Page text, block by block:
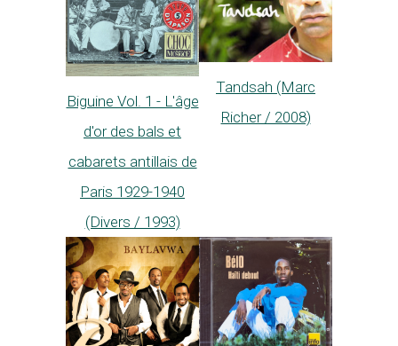
Biguine Vol. 1 - L'âge
d'or des bals et
cabarets antillais de
Paris 1929-1940
(Divers / 1993)
Tandsah (Marc
Richer / 2008)